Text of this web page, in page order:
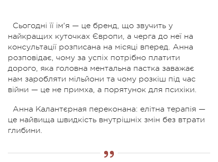
Сьогодні її ім'я — це бренд, що звучить у
найкращих куточках Європи, а черга до неї на
консультації розписана на місяці вперед. Анна
розповідає, чому за успіх потрібно платити
дорого, яка головна ментальна пастка заважає
нам заробляти мільйони та чому розкіш під час
війни — це не примха, а порятунок для психіки.
Анна Калантєрная переконана: елітна терапія —
це найвища швидкість внутрішніх змін без втрати
глибини.